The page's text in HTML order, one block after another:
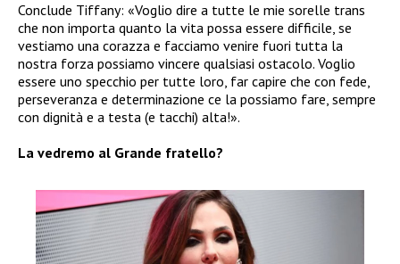
Conclude Tiffany: «Voglio dire a tutte le mie sorelle trans
che non importa quanto la vita possa essere difficile, se
vestiamo una corazza e facciamo venire fuori tutta la
nostra forza possiamo vincere qualsiasi ostacolo. Voglio
essere uno specchio per tutte loro, far capire che con fede,
perseveranza e determinazione ce la possiamo fare, sempre
con dignità e a testa (e tacchi) alta!».
La vedremo al Grande fratello?